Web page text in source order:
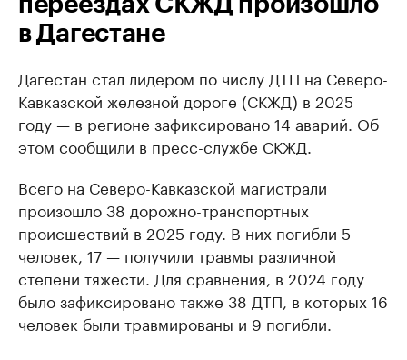
в Дагестане
Дагестан стал лидером по числу ДТП на Северо-
Кавказской железной дороге (СКЖД) в 2025
году — в регионе зафиксировано 14 аварий. Об
этом сообщили в пресс-службе СКЖД.
Всего на Северо-Кавказской магистрали
произошло 38 дорожно-транспортных
происшествий в 2025 году. В них погибли 5
человек, 17 — получили травмы различной
степени тяжести. Для сравнения, в 2024 году
было зафиксировано также 38 ДТП, в которых 16
человек были травмированы и 9 погибли.